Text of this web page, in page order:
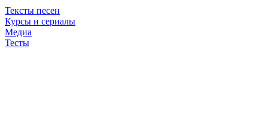
Тексты песен
Курсы и сериалы
Медиа
Тесты